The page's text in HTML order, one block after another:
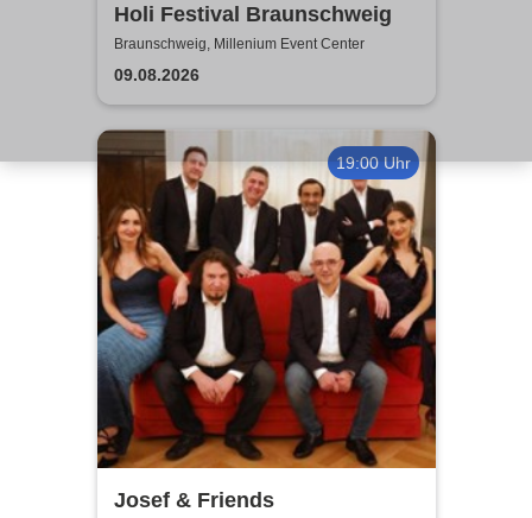
Holi Festival Braunschweig
Braunschweig, Millenium Event Center
09.08.2026
19:00 Uhr
Josef & Friends